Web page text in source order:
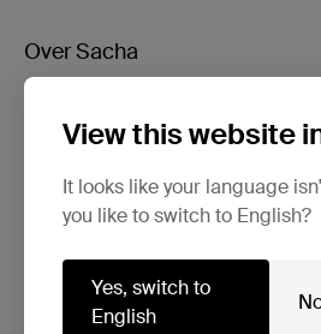
Over Sacha
Ruilen & retourneren
Brandstores
Vacatures
View this website
It looks like your language
you like to switch to English?
Yes, switch to
English